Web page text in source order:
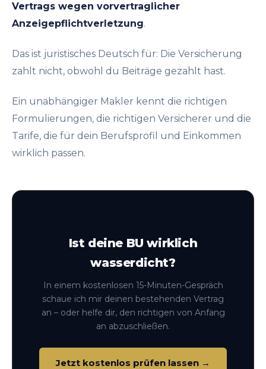
Vertrags wegen vorvertraglicher
Anzeigepflichtverletzung.
Das ist juristisches Deutsch für: Die Versicherung
zahlt nicht, obwohl du Beiträge gezahlt hast.
Ein unabhängiger Makler kennt die richtigen
Formulierungen, die richtigen Versicherer und die
Tarife, die für dein Berufsprofil und Einkommen
wirklich passen.
Ist deine BU wirklich
wasserdicht?
In einem kostenlosen 15-Minuten-Gespräch
schaue ich mir deinen bestehenden Vertrag
an – oder helfe dir, den richtigen von Anfang
an abzuschließen.
Jetzt kostenlos prüfen lassen →